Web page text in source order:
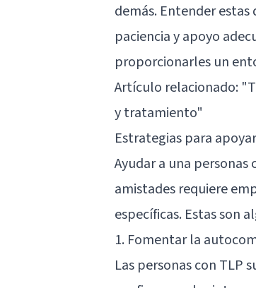
demás. Entender
paciencia y apoyo
proporcionarles un
Artículo relacionado:
y tratamiento"
Estrategias para
Ayudar a una
amistades requiere
específicas. Estas son
1. Fomentar la
Las personas con TLP